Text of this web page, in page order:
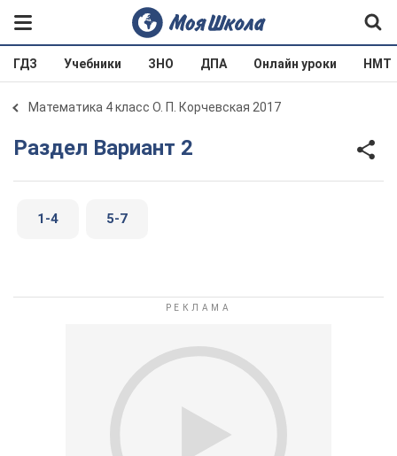
ГДЗ Учебники ЗНО ДПА Онлайн уроки НМТ
Математика 4 класс О. П. Корчевская 2017
Раздел Вариант 2
1-4 5-7